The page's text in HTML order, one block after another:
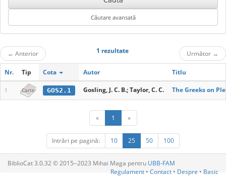
← Anterior 1 rezultate Următor →
Nr. Tip Cota Autor Titlu
1 Carte GOS2.1 Gosling, J. C. B.; Taylor, C. C. The Greeks on
« 1 »
Intrări pe pagină: 10 25 50 100
BiblioCat 3.0.32 © 2015‒2023 Mihai Maga pentru UBB-FAM
Regulament • Contact • Despre • Basic